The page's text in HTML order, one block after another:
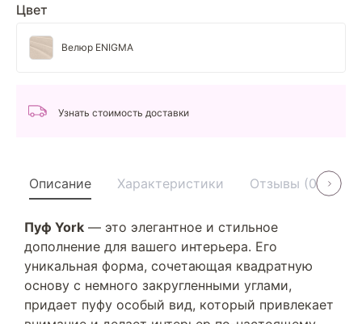
Цвет
Велюр ENIGMA
Узнать стоимость доставки
Описание Характеристики Отзывы (0)
Пуф York — это элегантное и стильное
дополнение для вашего интерьера. Его
уникальная форма, сочетающая квадратную
основу с немного закругленными углами,
придает пуфу особый вид, который привлекает